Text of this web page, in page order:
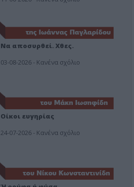
Να αποσυρθεί. Χθες.
03-08-2026 - Κανένα σχόλιο
Οίκοι ευγηρίας
24-07-2026 - Κανένα σχόλιο